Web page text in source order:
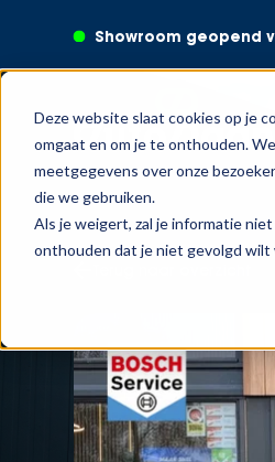
Deze website slaat cookies op je
omgaat en om je te onthouden.
meetgegevens over onze
die we gebruiken.
Als je weigert, zal je informatie
onthouden dat je niet gevolgd wilt
Showroom geopend